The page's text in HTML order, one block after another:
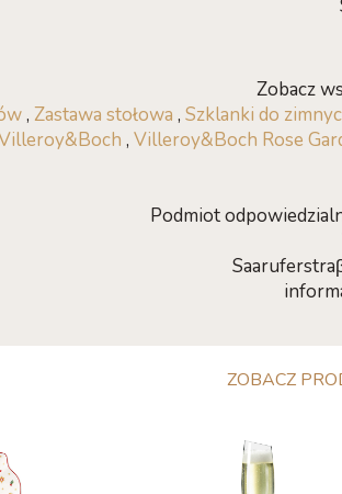
Zobacz
, Zastawa stołowa , Szklanki do
, Villeroy&Boch Rose
Podmiot
ZOBACZ